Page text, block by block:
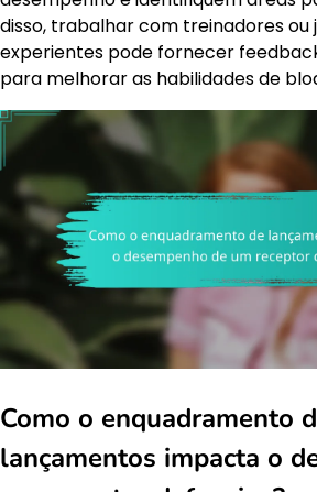
disso, trabalhar com treinadores ou
experientes pode fornecer
para melhorar as habilidades de
Como o enquadramento
lançamentos impacta o